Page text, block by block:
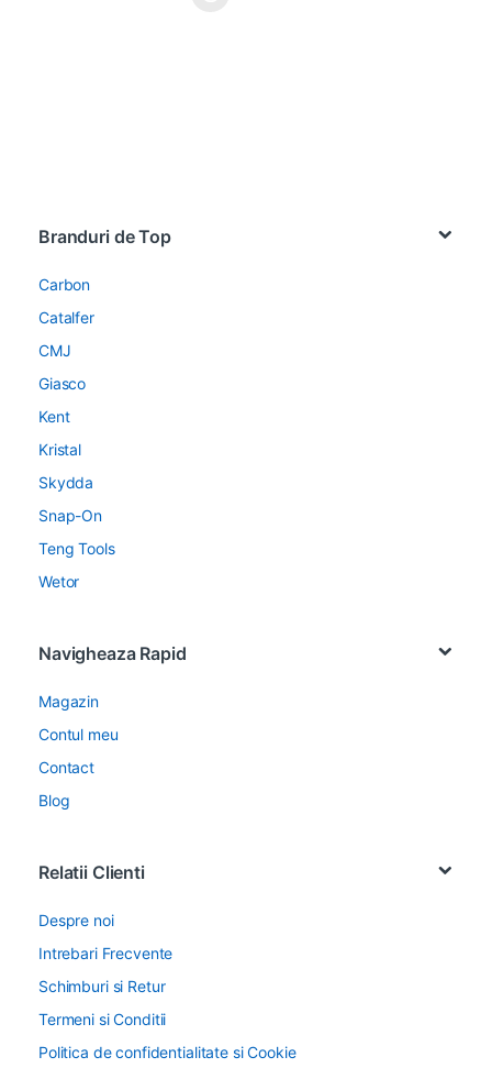
Branduri de Top
Carbon
Catalfer
CMJ
Giasco
Kent
Kristal
Skydda
Snap-On
Teng Tools
Wetor
Navigheaza Rapid
Magazin
Contul meu
Contact
Blog
Relatii Clienti
Despre noi
Intrebari Frecvente
Schimburi si Retur
Termeni si Conditii
Politica de confidentialitate si Cookie